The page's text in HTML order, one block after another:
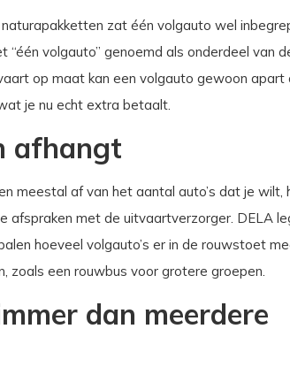
zat één volgauto wel
volgauto” genoemd als onderdeel van
op maat kan een volgauto gewoon apart
je nu echt extra betaalt.
afhangt
meestal af van het aantal auto’s dat je wilt,
afspraken met de uitvaartverzorger. DELA
hoeveel volgauto’s er in de rouwstoet
zoals een rouwbus voor grotere groepen.
dan meerdere